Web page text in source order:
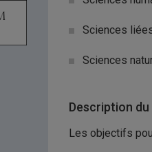
Sciences
Sciences
Description
Les objectifs